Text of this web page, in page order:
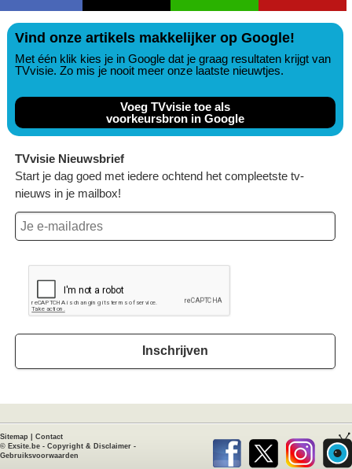
Vind onze artikels makkelijker op Google!
Met één klik kies je in Google dat je graag resultaten krijgt van
TVvisie. Zo mis je nooit meer onze laatste nieuwtjes.
Voeg TVvisie toe als
voorkeursbron in Google
TVvisie Nieuwsbrief
Start je dag goed met iedere ochtend het compleetste tv-
nieuws in je mailbox!
Inschrijven
Sitemap
Contact
© Exsite.be - Copyright & Disclaimer -
Gebruiksvoorwaarden